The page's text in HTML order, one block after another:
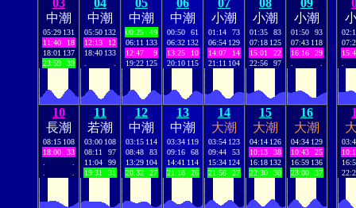
03
中潮
05:29 131
11:40
18
18:01 137
23:59
39
04
中潮
05:50 132
12:13
12
18:40 133
05
中潮
00:25
49
06:11 133
12:47
9
19:22 125
06
中潮
00:50
61
06:32 132
13:25
10
20:10 115
07
小潮
01:14
73
06:54 129
14:07
14
21:11 104
08
小潮
01:35
83
07:18 125
15:01
22
22:56
97
09
小潮
01:50
93
07:43 118
16:16
29
10
長潮
08:15 108
18:00
33
11
若潮
03:00 108
08:11
97
11:04
99
19:31
31
12
中潮
03:15 114
08:48
83
13:29 104
20:32
27
13
中潮
03:34 119
09:16
68
14:41 114
21:18
26
14
大潮
03:54 123
09:44
53
15:34 124
21:56
27
15
大潮
04:14 126
10:13
38
16:18 132
22:30
30
16
大潮
04:34 129
10:43
25
16:59 136
23:00
37